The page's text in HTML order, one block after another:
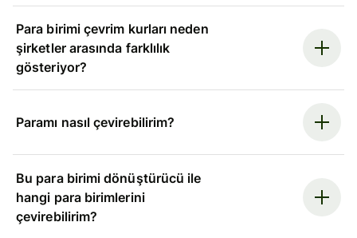
Para birimi çevrim kurları neden
şirketler arasında farklılık
gösteriyor?
Paramı nasıl çevirebilirim?
Bu para birimi dönüştürücü ile
hangi para birimlerini
çevirebilirim?